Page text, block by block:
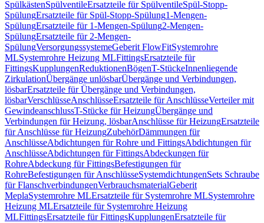
SpülkästenSpülventileErsatzteile für SpülventileSpül-Stopp-
SpülungErsatzteile für Spül-Stopp-Spülung1-Mengen-
SpülungErsatzteile für 1-Mengen-Spülung2-Mengen-
SpülungErsatzteile für 2-Mengen-
SpülungVersorgungssystemeGeberit FlowFitSystemrohre
MLSystemrohre Heizung MLFittingsErsatzteile für
FittingsKupplungenReduktionenBögenT-StückeInnenliegende
ZirkulationÜbergänge unlösbarÜbergänge und Verbindungen,
lösbarErsatzteile für Übergänge und Verbindungen,
lösbarVerschlüsseAnschlüsseErsatzteile für AnschlüsseVerteiler mit
GewindeanschlussT-Stücke für HeizungÜbergänge und
Verbindungen für Heizung, lösbarAnschlüsse für HeizungErsatzteile
für Anschlüsse für HeizungZubehörDämmungen für
AnschlüsseAbdichtungen für Rohre und FittingsAbdichtungen für
AnschlüsseAbdichtungen für FittingsAbdeckungen für
RohreAbdeckung für FittingsBefestigungen für
RohreBefestigungen für AnschlüsseSystemdichtungenSets Schraube
für FlanschverbindungenVerbrauchsmaterialGeberit
MeplaSystemrohre MLErsatzteile für Systemrohre MLSystemrohre
Heizung MLErsatzteile für Systemrohre Heizung
MLFittingsErsatzteile für FittingsKupplungenErsatzteile für